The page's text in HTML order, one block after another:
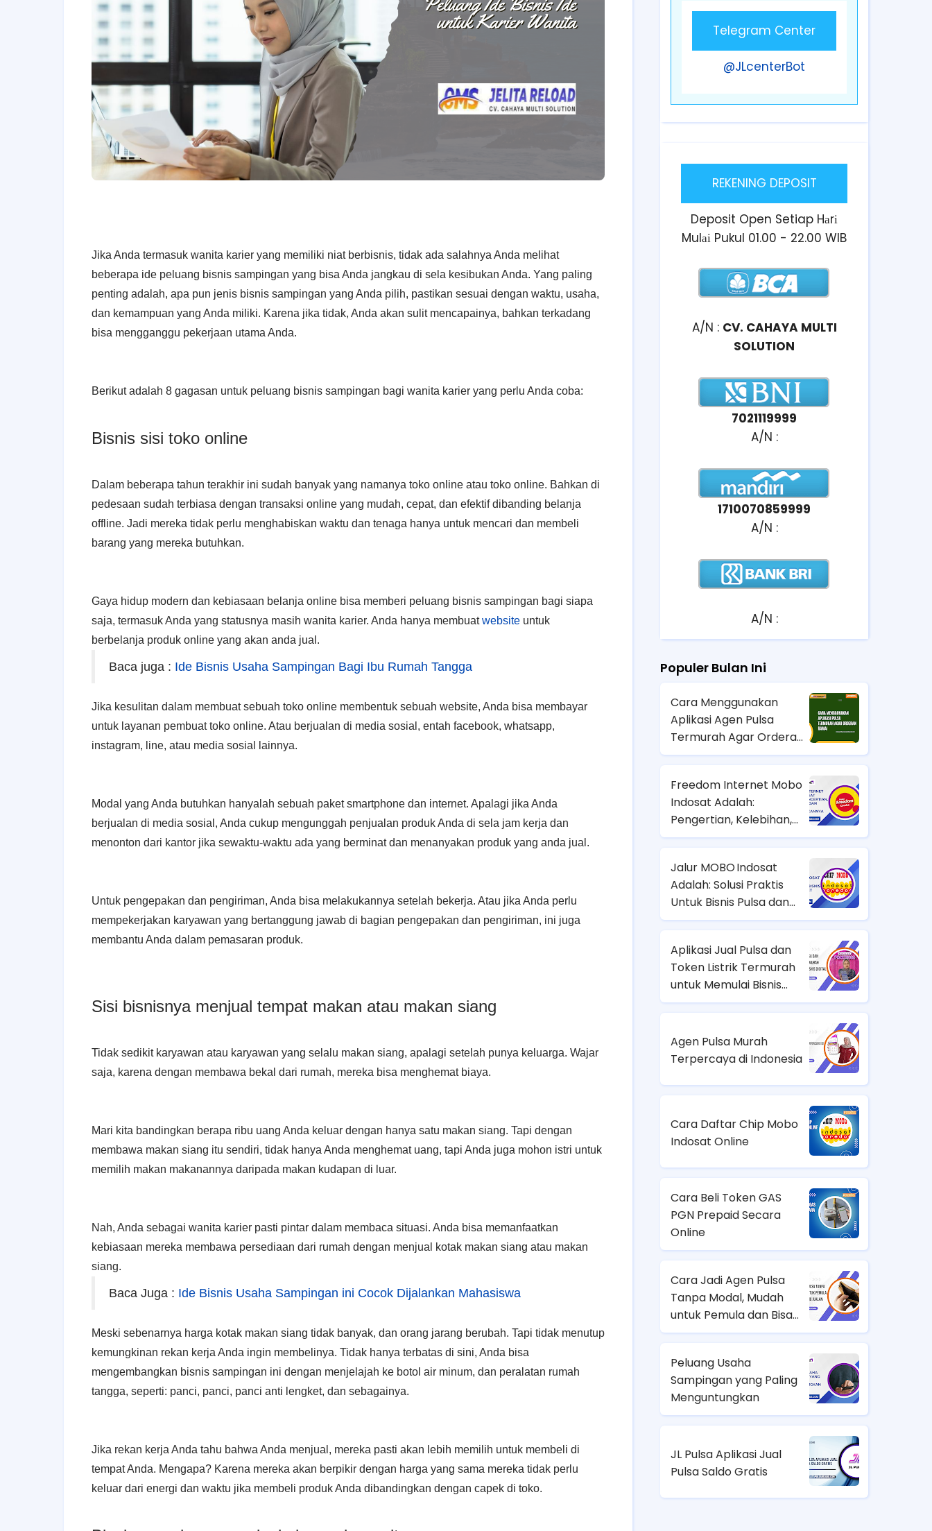
Jika Anda termasuk wanita karier yang memiliki niat berbisnis, tidak ada salahnya Anda melihat
beberapa ide peluang bisnis sampingan yang bisa Anda jangkau di sela kesibukan Anda. Yang paling
penting adalah, apa pun jenis bisnis sampingan yang Anda pilih, pastikan sesuai dengan waktu, usaha,
dan kemampuan yang Anda miliki. Karena jika tidak, Anda akan sulit mencapainya, bahkan terkadang
bisa mengganggu pekerjaan utama Anda.
Berikut adalah 8 gagasan untuk peluang bisnis sampingan bagi wanita karier yang perlu Anda coba:
Bisnis sisi toko online
Dalam beberapa tahun terakhir ini sudah banyak yang namanya toko online atau toko online. Bahkan di
pedesaan sudah terbiasa dengan transaksi online yang mudah, cepat, dan efektif dibanding belanja
offline. Jadi mereka tidak perlu menghabiskan waktu dan tenaga hanya untuk mencari dan membeli
barang yang mereka butuhkan.
Gaya hidup modern dan kebiasaan belanja online bisa memberi peluang bisnis sampingan bagi siapa
saja, termasuk Anda yang statusnya masih wanita karier. Anda hanya membuatwebsite untuk
berbelanja produk online yang akan anda jual.
Baca juga : Ide Bisnis Usaha Sampingan Bagi Ibu Rumah Tangga
Jika kesulitan dalam membuat sebuah toko online membentuk sebuah website, Anda bisa membayar
untuk layanan pembuat toko online. Atau berjualan di media sosial, entah facebook, whatsapp,
instagram, line, atau media sosial lainnya.
Modal yang Anda butuhkan hanyalah sebuah paket smartphone dan internet. Apalagi jika Anda
berjualan di media sosial, Anda cukup mengunggah penjualan produk Anda di sela jam kerja dan
menonton dari kantor jika sewaktu-waktu ada yang berminat dan menanyakan produk yang anda jual.
Untuk pengepakan dan pengiriman, Anda bisa melakukannya setelah bekerja. Atau jika Anda perlu
mempekerjakan karyawan yang bertanggung jawab di bagian pengepakan dan pengiriman, ini juga
membantu Anda dalam pemasaran produk.
Sisi bisnisnya menjual tempat makan atau makan siang
Tidak sedikit karyawan atau karyawan yang selalu makan siang, apalagi setelah punya keluarga. Wajar
saja, karena dengan membawa bekal dari rumah, mereka bisa menghemat biaya.
Mari kita bandingkan berapa ribu uang Anda keluar dengan hanya satu makan siang. Tapi dengan
membawa makan siang itu sendiri, tidak hanya Anda menghemat uang, tapi Anda juga mohon istri untuk
memilih makan makanannya daripada makan kudapan di luar.
Nah, Anda sebagai wanita karier pasti pintar dalam membaca situasi. Anda bisa memanfaatkan
kebiasaan mereka membawa persediaan dari rumah dengan menjual kotak makan siang atau makan
siang.
Baca Juga : Ide Bisnis Usaha Sampingan ini Cocok Dijalankan Mahasiswa
Meski sebenarnya harga kotak makan siang tidak banyak, dan orang jarang berubah. Tapi tidak menutup
kemungkinan rekan kerja Anda ingin membelinya. Tidak hanya terbatas di sini, Anda bisa
mengembangkan bisnis sampingan ini dengan menjelajah ke botol air minum, dan peralatan rumah
tangga, seperti: panci, panci, panci anti lengket, dan sebagainya.
Jika rekan kerja Anda tahu bahwa Anda menjual, mereka pasti akan lebih memilih untuk membeli di
tempat Anda. Mengapa? Karena mereka akan berpikir dengan harga yang sama mereka tidak perlu
keluar dari energi dan waktu jika membeli produk Anda dibandingkan dengan capek di toko.
Telegram Center
@JLcenterBot
REKENING DEPOSIT
Deposit Open Setiap Hаrі
Mulаі Pukul 01.00 - 22.00 WIB
A/N : CV. CAHAYA MULTI
SOLUTION
7021119999
A/N :
1710070859999
A/N :
A/N :
Populer Bulan Ini
Cara Menggunakan
Aplikasi Agen Pulsa
Termurah Agar Orderan
Ramai
Freedom Internet Mobo
Indosat Adalah:
Pengertian, Kelebihan,
dan Cara
Jalur MOBO Indosat
Adalah: Solusi Praktis
Untuk Bisnis Pulsa dan
Paket Data
Aplikasi Jual Pulsa dan
Token Listrik Termurah
untuk Memulai Bisnis
Digital
Agen Pulsa Murah
Terpercaya di Indonesia
Cara Daftar Chip Mobo
Indosat Online
Cara Beli Token GAS
PGN Prepaid Secara
Online
Cara Jadi Agen Pulsa
Tanpa Modal, Mudah
untuk Pemula dan Bisa
Langsung Jualan
Peluang Usaha
Sampingan yang Paling
Menguntungkan
JL Pulsa Aplikasi Jual
Pulsa Saldo Gratis